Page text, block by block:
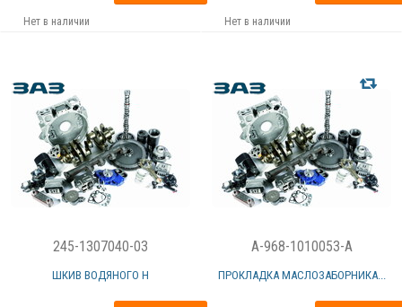
Нет в наличии Нет в наличии
245-1307040-03
ШКИВ ВОДЯНОГО Н
A-968-1010053-A
ПРОКЛАДКА МАСЛОЗАБОРНИКА...